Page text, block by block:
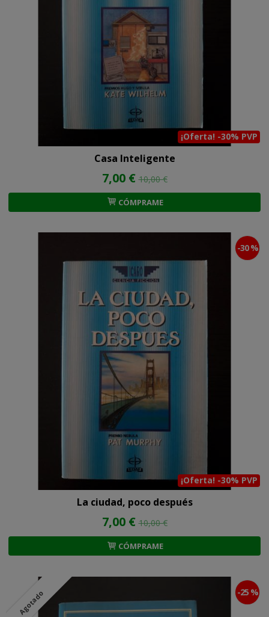
¡Oferta! -30% PVP
Casa Inteligente
7,00 €10,00 €
CÓMPRAME
¡Oferta! -30% PVP
-30 %
La ciudad, poco después
7,00 €10,00 €
CÓMPRAME
Agotado -25 %